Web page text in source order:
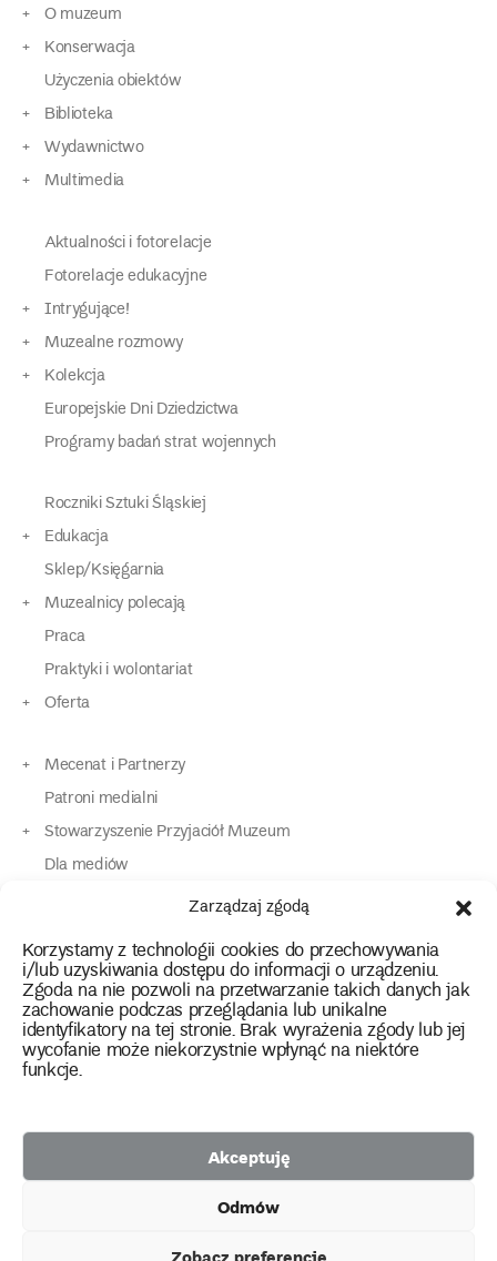
Zarządzaj zgodą
Korzystamy z technologii cookies do przechowywania
i/lub uzyskiwania dostępu do informacji o urządzeniu.
Zgoda na nie pozwoli na przetwarzanie takich danych jak
zachowanie podczas przeglądania lub unikalne
identyfikatory na tej stronie. Brak wyrażenia zgody lub jej
wycofanie może niekorzystnie wpłynąć na niektóre
funkcje.
Akceptuję
Odmów
Zobacz preferencje
O muzeum
Konserwacja
Użyczenia obiektów
Biblioteka
Wydawnictwo
Multimedia
Aktualności i fotorelacje
Fotorelacje edukacyjne
Intrygujące!
Muzealne rozmowy
Kolekcja
Europejskie Dni Dziedzictwa
Programy badań strat wojennych
Roczniki Sztuki Śląskiej
Edukacja
Sklep/Księgarnia
Muzealnicy polecają
Praca
Praktyki i wolontariat
Oferta
Mecenat i Partnerzy
Patroni medialni
Stowarzyszenie Przyjaciół Muzeum
Dla mediów
Dla osób o specjalnych potrzebach
Kontakt
instagram
twitterfacebookyoutube
tiktok
2026 Copyright by Muzeum Narodowe we Wrocławiu
Polityka prywatności
Facebookfacebook